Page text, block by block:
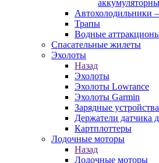
Автохолодильники
Трапы
Водные
Спасательные жилеты
Эхолоты
Назад
Эхолоты
Эхолоты Lowrance
Эхолоты Garmin
Зарядные
Держатели датчика
Картплоттеры
Лодочные моторы
Назад
Лодочные моторы